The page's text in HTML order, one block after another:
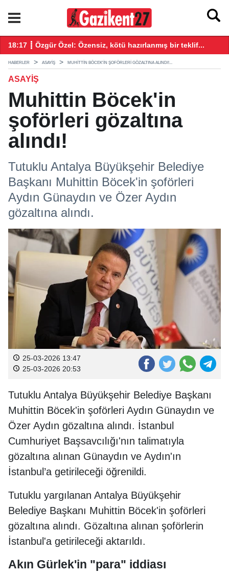
yaptı
18:17 ┋ Özgür Özel: Özensiz, kötü hazırlanmış bir teklif...
HABERLER ASAYIŞ MUHITTIN BÖCEK'IN ŞOFÖRLERI GÖZALTINA ALINDI!...
ASAYIŞ
Muhittin Böcek'in
şoförleri gözaltına
alındı!
Tutuklu Antalya Büyükşehir Belediye
Başkanı Muhittin Böcek'in şoförleri
Aydın Günaydın ve Özer Aydın
gözaltına alındı.
25-03-2026 13:47
25-03-2026 20:53
Tutuklu Antalya Büyükşehir Belediye Başkanı
Muhittin Böcek'in şoförleri Aydın Günaydın ve
Özer Aydın gözaltına alındı. İstanbul
Cumhuriyet Başsavcılığı'nın talimatıyla
gözaltına alınan Günaydın ve Aydın'ın
İstanbul’a getirileceği öğrenildi.
Tutuklu yargılanan Antalya Büyükşehir
Belediye Başkanı Muhittin Böcek'in şoförleri
gözaltına alındı. Gözaltına alınan şoförlerin
İstanbul'a getirileceği aktarıldı.
Akın Gürlek'in "para" iddiası